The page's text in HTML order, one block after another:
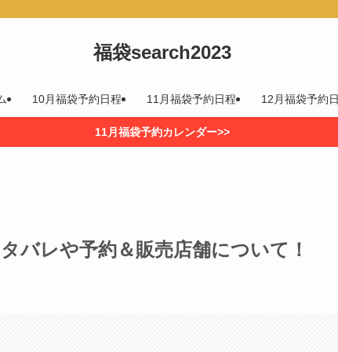
福袋search2023
10月福袋予約日程 11月福袋予約日程 12月福袋予約
11月福袋予約カレンダー>>
バレや予約＆販売店舗について！